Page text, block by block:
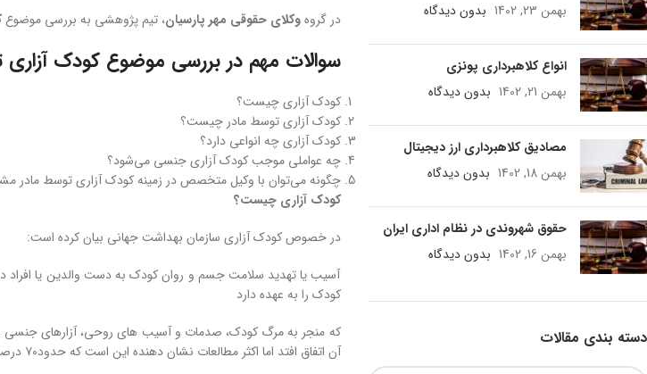
بهمن 23, 1402
بدون دیدگاه
انواع کلاهبرداری پونزی
بهمن 21, 1402
بدون دیدگاه
مصادیق کلاهبرداری ارز دیجیتال
بهمن 18, 1402
بدون دیدگاه
حقوق شهروندی در نظام اداری ایران
بهمن 16, 1402
بدون دیدگاه
دسته بندی مقالات
در گروهوکلای حقوقی مهر پارسیان، تیم پژوهشی به بررسی موضوع
سوالات مهم در بررسی موضوع کودک آزاری
کودک آزاری چیست؟
کودک آزاری توسط مادر چیست؟
کودک آزاری چه انواعی دارد؟
چه عواملی موجب کودک آزاری جنسی می‌شود؟
چگونه می‌توان با وکیل متخصص در زمینه کودک آزاری توسط مادر
کودک آزاری چیست؟
در خصوص کودک آزاری سازمان بهداشت جهانی بیان کرده است:
آسیب یا تهدید سلامت جسم و روان کودک به دست والدین یا افراد
کودک را به عهده دارد
که منجر به مرگ کودک، صدمات و آسیب های روحی، آزارهای جنسی
آن اتفاق افتد اما اکثر مطالعات نشان دهنده این است که حدود۷۰ درصد کودک آزاری‌ها در محیط خانواده است.